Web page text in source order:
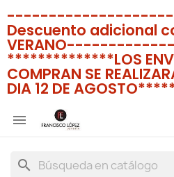
Descuento adicional
**************LOS
COMPRAN SE
DIA 12 DE

search